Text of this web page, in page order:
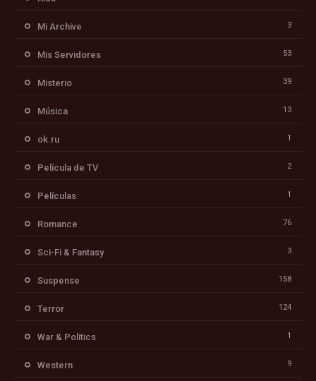
Mi Archive 3
Mis Servidores 53
Misterio 39
Música 13
ok.ru 1
Película de TV 2
Películas 1
Romance 76
Sci-Fi & Fantasy 3
Suspense 158
Terror 124
War & Politics 1
Western 9